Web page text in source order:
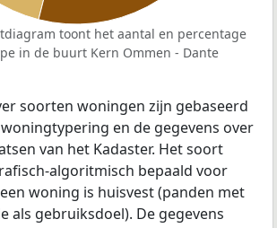
toont het aantal en percentage
in de buurt Kern Ommen - Dante
soorten woningen zijn gebaseerd
en de gegevens over
van het Kadaster. Het soort
algoritmisch bepaald voor
woning is huisvest (panden met
als gebruiksdoel). De gegevens